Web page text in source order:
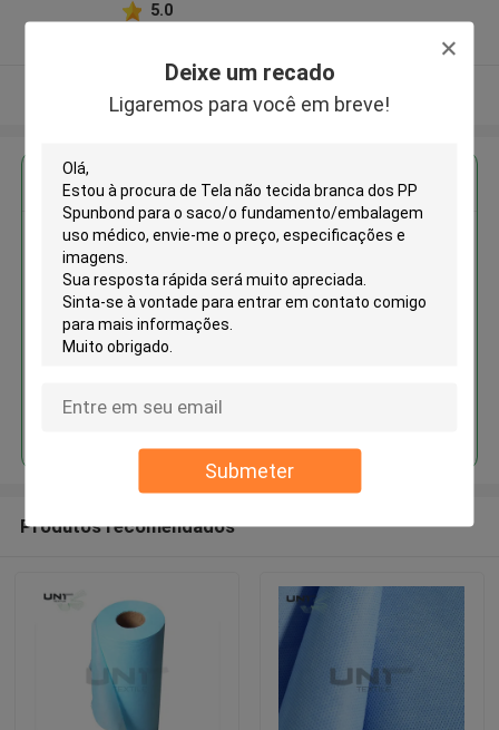
Deixe um recado
Ligaremos para você em breve!
Submeter
5.0
Veja mais
Obter o melhor preço para
Tela não tecida branca dos PP
Spunbond para o saco/o
fundamento/embalagem uso
médico
Continue
Produtos recomendados